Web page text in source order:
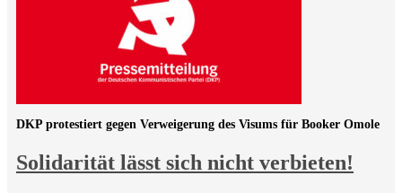
Solidarität lässt sich nicht verbieten!
DKP protestiert gegen Verweigerung des Visums für Booker Omole